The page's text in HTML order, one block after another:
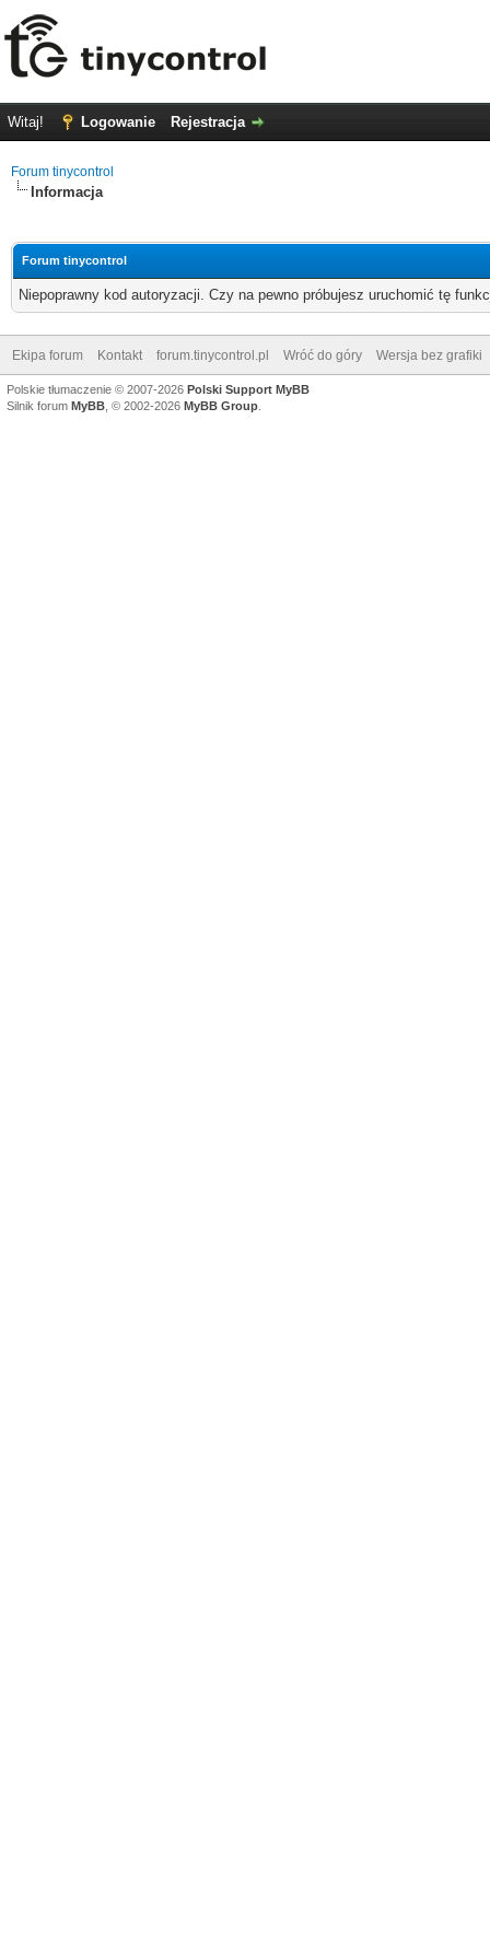
Witaj! Logowanie Rejestracja
Forum tinycontrol
Informacja
Forum tinycontrol
Niepoprawny kod autoryzacji. Czy na pewno próbujesz uruchomić tę
Ekipa forum Kontakt forum.tinycontrol.pl Wróć do góry Wersja bez grafiki
Polskie tłumaczenie © 2007-2026 Polski Support MyBB
Silnik forum MyBB , © 2002-2026 MyBB Group